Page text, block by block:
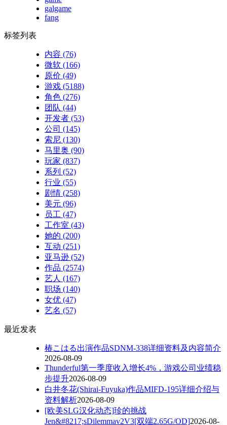
galgame
fang
标签列表
内容 (76)
微软 (166)
原价 (49)
游戏 (5188)
角色 (276)
团队 (44)
开发者 (53)
公司 (145)
索尼 (130)
马里奥 (90)
玩家 (837)
系列 (52)
行业 (55)
剧情 (258)
美元 (96)
员工 (47)
工作室 (43)
她的 (200)
互动 (251)
亚马逊 (52)
作品 (2574)
艺人 (167)
职场 (140)
女优 (47)
艺名 (57)
最近发表
椿こはる出演作品SDNM-338详细资料及内容简介
2026-08-09
Thunderful第一季度收入增长4%，游戏公司业绩稳
步提升2026-08-09
白井冬花(Shirai-Fuyuka)作品MIFD-195详细介绍与
资料解析2026-08-09
[欧美SLG汉化动态]珍的挑战
Jen&#8217;sDilemmav2V3[双端2.65G/OD]2026-08-